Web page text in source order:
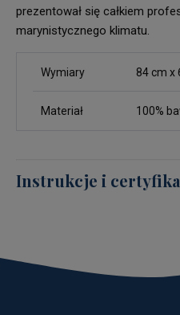
prezentował się całkiem
marynistycznego klimatu.
Wymiary 84 cm x
Materiał 100%
Instrukcje i